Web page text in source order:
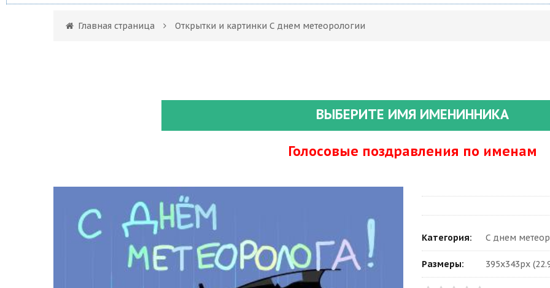
Главная страница Открытки и картинки С днем метеорологии
ВЫБЕРИТЕ ИМЯ ИМЕНИННИКА
Голосовые поздравления по именам
Категория: С днем
Размеры: 395x343px